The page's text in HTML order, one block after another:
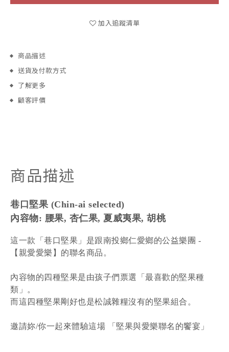
加入追蹤清單
商品描述
送貨及付款方式
了解更多
顧客評價
商品描述
巷口堅果 (Chin-ai selected)
內容物: 腰果, 杏仁果, 夏威夷果, 胡桃
這一款「巷口堅果」是跟南投鄉仁愛鄉的公益樂團 -
【親愛愛樂】 的聯名商品。
內容物的四種堅果是由孩子們票選「最喜歡的堅果種
類」。
而這四種堅果剛好也是松誠雜糧沒有的堅果組合。
邀請妳/你一起來體驗這場 「堅果與愛樂聯名的饗宴」